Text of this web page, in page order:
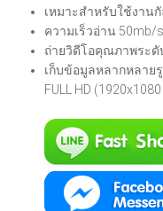
เหมาะสำหรับใช้งานกั
ความเร็วอ่าน 50mb/
ถ่ายวิดีโอคุณภาพระ
เก็บข้อมูลหลากหลาย
FULL HD